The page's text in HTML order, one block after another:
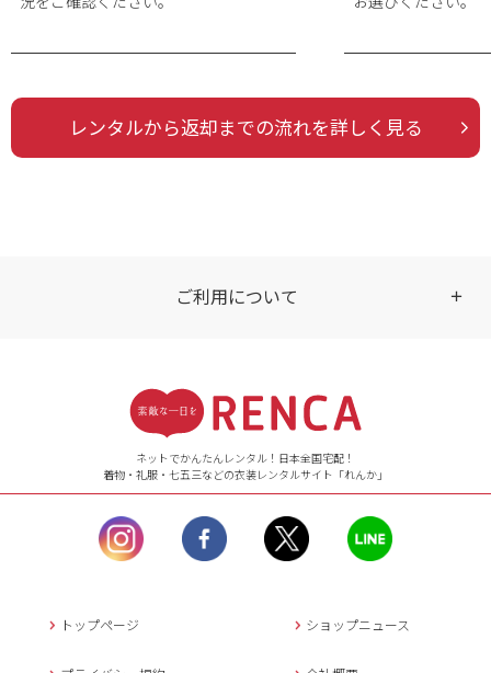
レンタルから返却までの流れを詳しく見る
ご利用について
【ご注文（インターネット）】
24時間年中無休
【お問い合わせ窓口（メー
ル）】10:00~17:00
土曜日、日曜日、臨
時休業日を除く。
営業時間外にいただ
返信させていただきま
ネットでかんたんレンタル！日本全国宅配！
着物・礼服・七五三などの衣装レンタルサイト「れんか」
トップページ ショップニュース